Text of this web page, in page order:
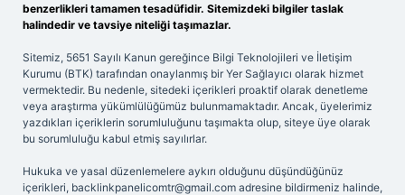
benzerlikleri tamamen tesadüfidir. Sitemizdeki bilgiler taslak
halindedir ve tavsiye niteliği taşımazlar.
Sitemiz, 5651 Sayılı Kanun gereğince Bilgi Teknolojileri ve İletişim
Kurumu (BTK) tarafından onaylanmış bir Yer Sağlayıcı olarak hizmet
vermektedir. Bu nedenle, sitedeki içerikleri proaktif olarak denetleme
veya araştırma yükümlülüğümüz bulunmamaktadır. Ancak, üyelerimiz
yazdıkları içeriklerin sorumluluğunu taşımakta olup, siteye üye olarak
bu sorumluluğu kabul etmiş sayılırlar.
Hukuka ve yasal düzenlemelere aykırı olduğunu düşündüğünüz
içerikleri, backlinkpanelicomtr@gmail.com adresine bildirmeniz halinde,